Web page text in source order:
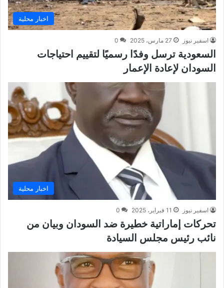
اخبار محلية
اسفير نيوز 27 مارس، 2025 0
السعودية ترسل وفدًا رسميًا لتقييم احتياجات
السودان لإعادة الإعمار
اخبار محلية
اسفير نيوز 11 فبراير، 2025 0
تحركات إماراتية خطيرة ضد السودان وبيان من
نائب رئيس مجلس السيادة